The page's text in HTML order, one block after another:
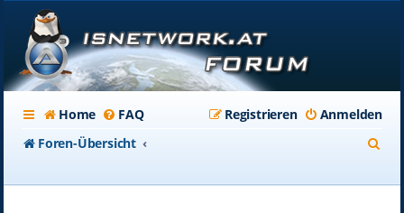
Home FAQ Anmelden
Registrieren
Foren-Übersicht